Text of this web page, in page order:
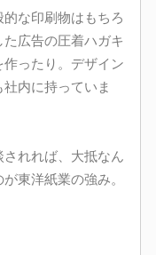
な印刷物はもちろ
広告の圧着ハガキ
ったり。デザイン
内に持っていま
れれば、大抵なん
東洋紙業の強み。